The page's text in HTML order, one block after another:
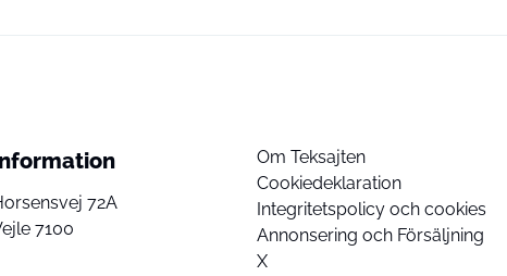
72A
7100
Om Teksajten
Cookiedeklaration
Integritetspolicy och cookies
Annonsering och Försäljning
X